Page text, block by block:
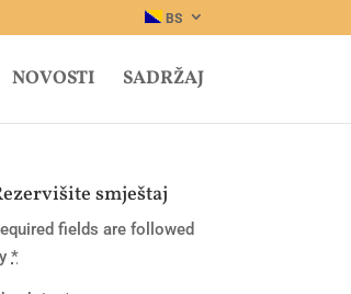
BS
NOVOSTI SADRŽAJ
smještaj
fields are followed
*